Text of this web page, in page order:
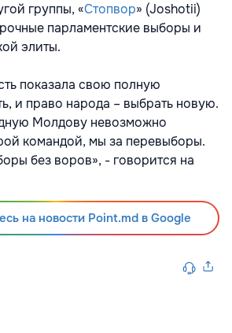
группы, «Стопвор» (Joshotii)
парламентские выборы и
элиты.
показала свою полную
и право народа – выбрать новую.
Молдову невозможно
командой, мы за перевыборы.
без воров», - говорится на
на новости Point.md в Google